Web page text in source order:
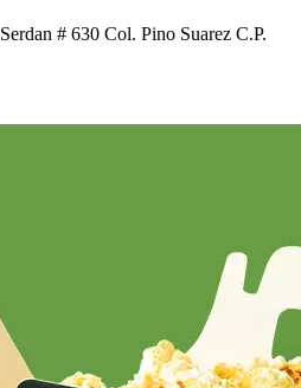
Serdan # 630 Col. Pino Suarez C.P.